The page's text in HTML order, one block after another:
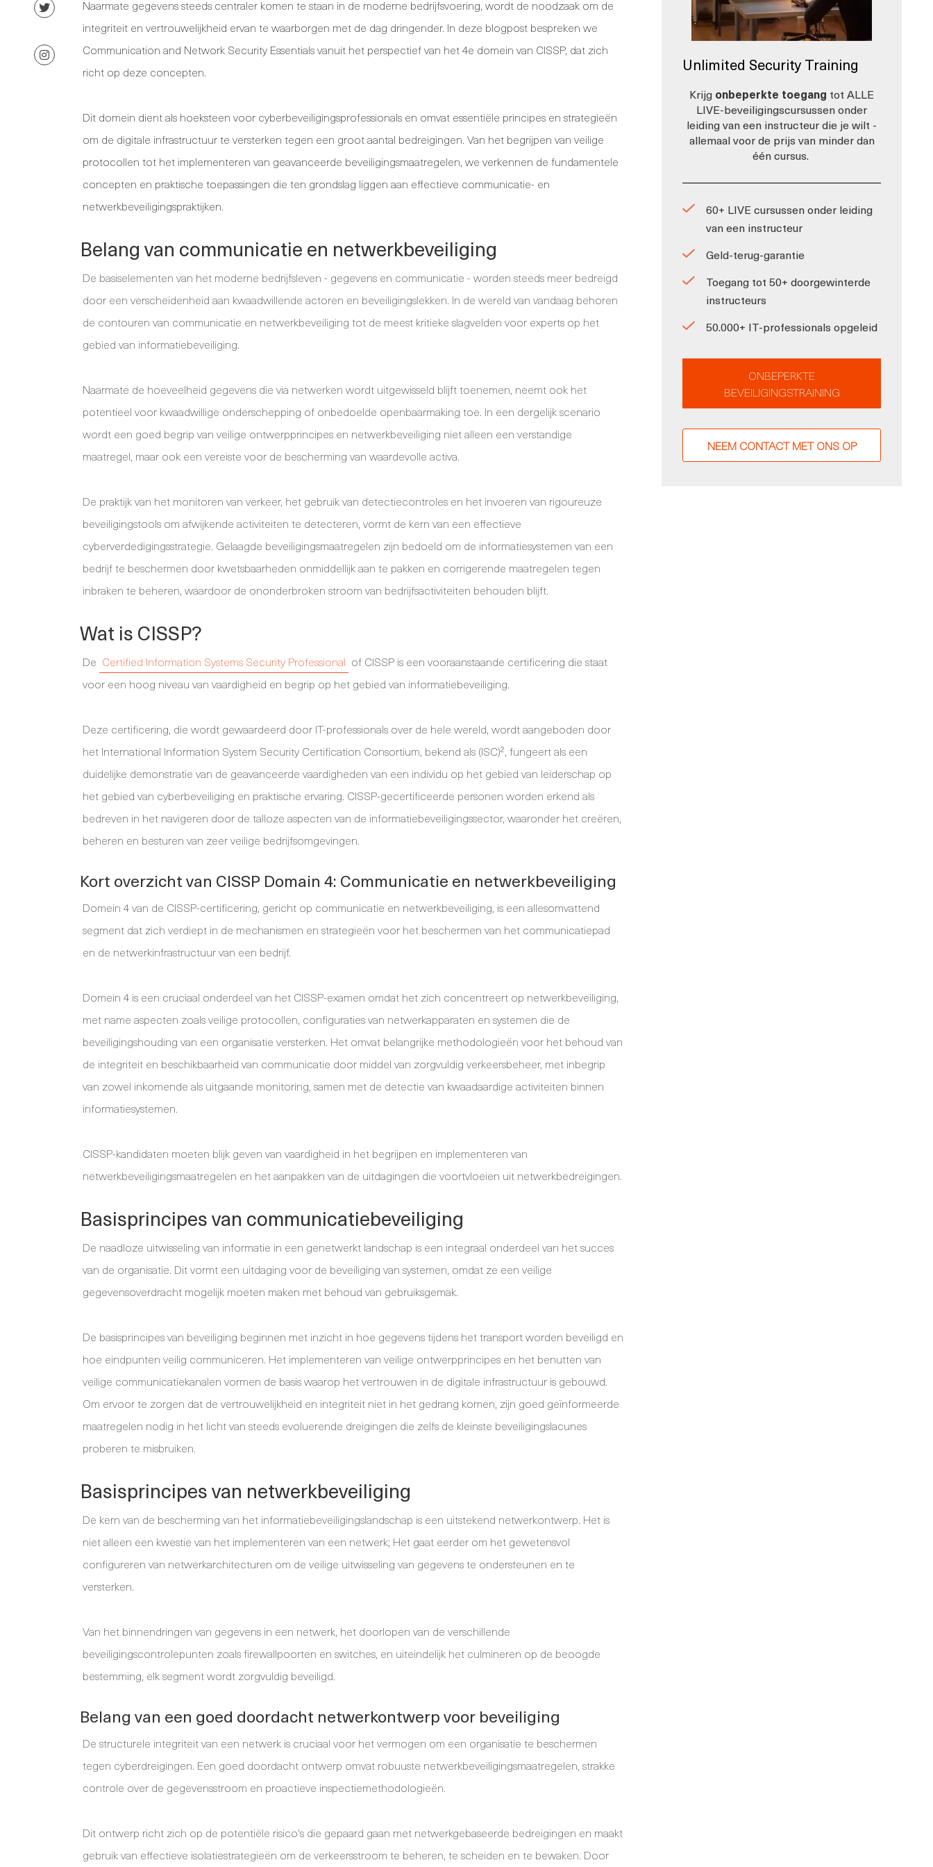
Naarmate gegevens steeds centraler komen te staan in de moderne bedrijfsvoering, wordt de noodzaak om de
integriteit en vertrouwelijkheid ervan te waarborgen met de dag dringender. In deze blogpost bespreken we
Communication and Network Security Essentials vanuit het perspectief van het 4e domein van CISSP, dat zich
richt op deze concepten.
Dit domein dient als hoeksteen voor cyberbeveiligingsprofessionals en omvat essentiële principes en strategieën
om de digitale infrastructuur te versterken tegen een groot aantal bedreigingen. Van het begrijpen van veilige
protocollen tot het implementeren van geavanceerde beveiligingsmaatregelen, we verkennen de fundamentele
concepten en praktische toepassingen die ten grondslag liggen aan effectieve communicatie- en
netwerkbeveiligingspraktijken.
Belang van communicatie en netwerkbeveiliging
De basiselementen van het moderne bedrijfsleven - gegevens en communicatie - worden steeds meer bedreigd
door een verscheidenheid aan kwaadwillende actoren en beveiligingslekken. In de wereld van vandaag behoren
de contouren van communicatie en netwerkbeveiliging tot de meest kritieke slagvelden voor experts op het
gebied van informatiebeveiliging.
Naarmate de hoeveelheid gegevens die via netwerken wordt uitgewisseld blijft toenemen, neemt ook het
potentieel voor kwaadwillige onderschepping of onbedoelde openbaarmaking toe. In een dergelijk scenario
wordt een goed begrip van veilige ontwerpprincipes en netwerkbeveiliging niet alleen een verstandige
maatregel, maar ook een vereiste voor de bescherming van waardevolle activa.
De praktijk van het monitoren van verkeer, het gebruik van detectiecontroles en het invoeren van rigoureuze
beveiligingstools om afwijkende activiteiten te detecteren, vormt de kern van een effectieve
cyberverdedigingsstrategie. Gelaagde beveiligingsmaatregelen zijn bedoeld om de informatiesystemen van een
bedrijf te beschermen door kwetsbaarheden onmiddellijk aan te pakken en corrigerende maatregelen tegen
inbraken te beheren, waardoor de ononderbroken stroom van bedrijfsactiviteiten behouden blijft.
Wat is CISSP?
De Certified Information Systems Security Professional of CISSP is een vooraanstaande certificering die staat
voor een hoog niveau van vaardigheid en begrip op het gebied van informatiebeveiliging.
Deze certificering, die wordt gewaardeerd door IT-professionals over de hele wereld, wordt aangeboden door
het International Information System Security Certification Consortium, bekend als (ISC)², fungeert als een
duidelijke demonstratie van de geavanceerde vaardigheden van een individu op het gebied van leiderschap op
het gebied van cyberbeveiliging en praktische ervaring. CISSP-gecertificeerde personen worden erkend als
bedreven in het navigeren door de talloze aspecten van de informatiebeveiligingssector, waaronder het creëren,
beheren en besturen van zeer veilige bedrijfsomgevingen.
Kort overzicht van CISSP Domain 4: Communicatie en netwerkbeveiliging
Domein 4 van de CISSP-certificering, gericht op communicatie en netwerkbeveiliging, is een allesomvattend
segment dat zich verdiept in de mechanismen en strategieën voor het beschermen van het communicatiepad
en de netwerkinfrastructuur van een bedrijf.
Domein 4 is een cruciaal onderdeel van het CISSP-examen omdat het zich concentreert op netwerkbeveiliging,
met name aspecten zoals veilige protocollen, configuraties van netwerkapparaten en systemen die de
beveiligingshouding van een organisatie versterken. Het omvat belangrijke methodologieën voor het behoud van
de integriteit en beschikbaarheid van communicatie door middel van zorgvuldig verkeersbeheer, met inbegrip
van zowel inkomende als uitgaande monitoring, samen met de detectie van kwaadaardige activiteiten binnen
informatiesystemen.
CISSP-kandidaten moeten blijk geven van vaardigheid in het begrijpen en implementeren van
netwerkbeveiligingsmaatregelen en het aanpakken van de uitdagingen die voortvloeien uit netwerkbedreigingen.
Basisprincipes van communicatiebeveiliging
De naadloze uitwisseling van informatie in een genetwerkt landschap is een integraal onderdeel van het succes
van de organisatie. Dit vormt een uitdaging voor de beveiliging van systemen, omdat ze een veilige
gegevensoverdracht mogelijk moeten maken met behoud van gebruiksgemak.
De basisprincipes van beveiliging beginnen met inzicht in hoe gegevens tijdens het transport worden beveiligd en
hoe eindpunten veilig communiceren. Het implementeren van veilige ontwerpprincipes en het benutten van
veilige communicatiekanalen vormen de basis waarop het vertrouwen in de digitale infrastructuur is gebouwd.
Om ervoor te zorgen dat de vertrouwelijkheid en integriteit niet in het gedrang komen, zijn goed geïnformeerde
maatregelen nodig in het licht van steeds evoluerende dreigingen die zelfs de kleinste beveiligingslacunes
proberen te misbruiken.
Basisprincipes van netwerkbeveiliging
De kern van de bescherming van het informatiebeveiligingslandschap is een uitstekend netwerkontwerp. Het is
niet alleen een kwestie van het implementeren van een netwerk; Het gaat eerder om het gewetensvol
configureren van netwerkarchitecturen om de veilige uitwisseling van gegevens te ondersteunen en te
versterken.
Van het binnendringen van gegevens in een netwerk, het doorlopen van de verschillende
beveiligingscontrolepunten zoals firewallpoorten en switches, en uiteindelijk het culmineren op de beoogde
bestemming, elk segment wordt zorgvuldig beveiligd.
Belang van een goed doordacht netwerkontwerp voor beveiliging
De structurele integriteit van een netwerk is cruciaal voor het vermogen om een organisatie te beschermen
tegen cyberdreigingen. Een goed doordacht ontwerp omvat robuuste netwerkbeveiligingsmaatregelen, strakke
controle over de gegevensstroom en proactieve inspectiemethodologieën.
Dit ontwerp richt zich op de potentiële risico's die gepaard gaan met netwerkgebaseerde bedreigingen en maakt
gebruik van effectieve isolatiestrategieën om de verkeersstroom te beheren, te scheiden en te bewaken. Door
Unlimited Security Training
Krijg onbeperkte toegang tot ALLE
LIVE-beveiligingscursussen onder
leiding van een instructeur die je wilt -
allemaal voor de prijs van minder dan
één cursus.
60+ LIVE cursussen onder leiding
van een instructeur
Geld-terug-garantie
Toegang tot 50+ doorgewinterde
instructeurs
50.000+ IT-professionals opgeleid
ONBEPERKTE
BEVEILIGINGSTRAINING
NEEM CONTACT MET ONS OP